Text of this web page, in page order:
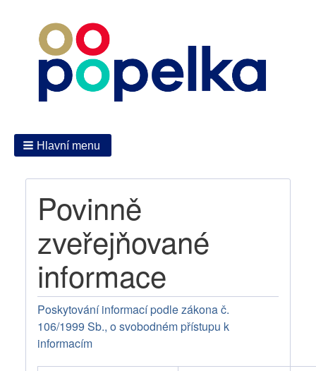
Hlavní menu
Povinně
zveřejňované
informace
Poskytování informací podle zákona č.
106/1999 Sb., o svobodném přístupu k
informacím